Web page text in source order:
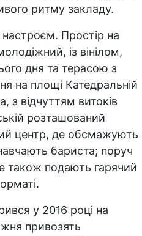
ритму закладу.
настроєм. Простір на
із вінілом,
дня та терасою з
на площі Катедральній
з відчуттям витоків
розташований
центр, де обсмажують
бариста; поруч
також подають гарячий
у 2016 році на
привозять